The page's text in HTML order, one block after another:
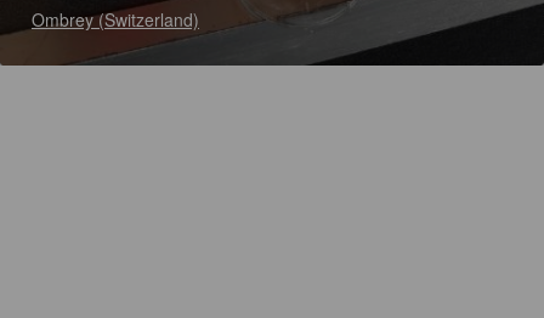
Ombrey (Switzerland)